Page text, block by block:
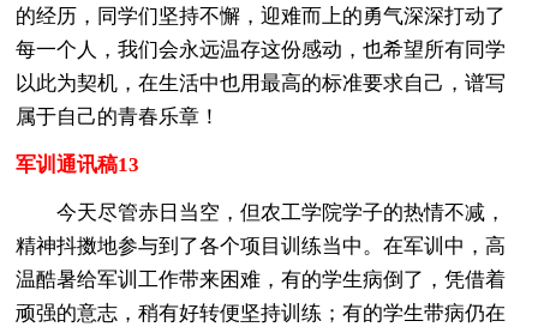
的经历，同学们坚持不懈，迎难而上的勇气深深打动了
每一个人，我们会永远温存这份感动，也希望所有同学
以此为契机，在生活中也用最高的标准要求自己，谱写
属于自己的青春乐章！
军训通讯稿13
今天尽管赤日当空，但农工学院学子的热情不减，
精神抖擞地参与到了各个项目训练当中。在军训中，高
温酷暑给军训工作带来困难，有的学生病倒了，凭借着
顽强的意志，稍有好转便坚持训练；有的学生带病仍在